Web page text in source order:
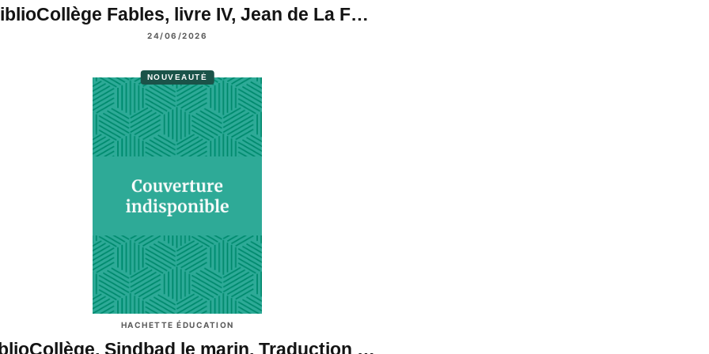
Fables, livre IV, Jean de La F…
24/06/2026
NOUVEAUTÉ
HACHETTE ÉDUCATION
Sindbad le marin, Traduction …